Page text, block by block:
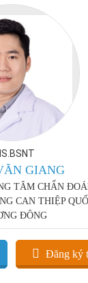
GIANG
TÂM CHẨN
CAN THIỆP
ĐÔNG
Đăng ký